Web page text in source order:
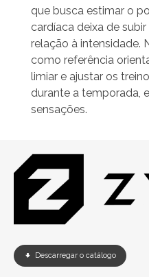
que busca estimar o
cardíaca deixa de
relação à intensidade.
como referência
limiar e ajustar os
durante a temporada,
sensações.
Descarregar o catálogo